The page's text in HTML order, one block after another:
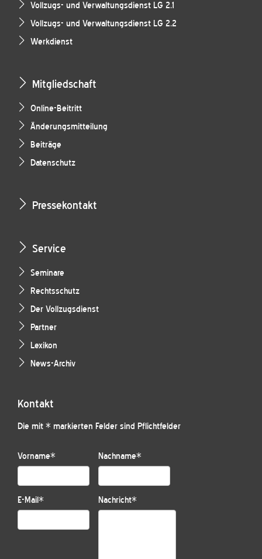
Vollzugs- und Verwaltungsdienst LG 2.1
Vollzugs- und Verwaltungsdienst LG 2.2
Werkdienst
Mitgliedschaft
Online-Beitritt
Änderungsmitteilung
Beiträge
Datenschutz
Pressekontakt
Service
Seminare
Rechtsschutz
Der Vollzugsdienst
Partner
Lexikon
News-Archiv
Kontakt
Die mit * markierten Felder sind Pflichtfelder
Vorname* Nachname*
E-Mail* Nachricht*